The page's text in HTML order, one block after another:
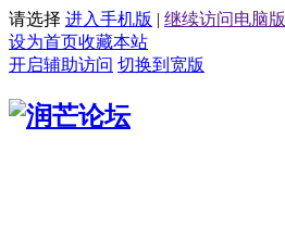
请选择 进入手机版 | 继续访问电脑版
设为首页收藏本站
开启辅助访问 切换到宽版